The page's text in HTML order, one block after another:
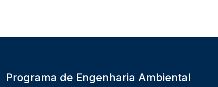
Programa de Engenharia Ambiental